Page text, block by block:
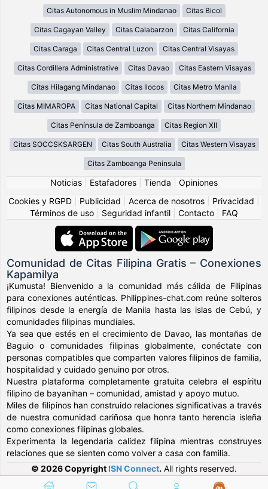
Citas Autonomous in Muslim Mindanao Citas Bicol
Citas Cagayan Valley Citas Calabarzon Citas California
Citas Caraga Citas Central Luzon Citas Central Visayas
Citas Cordillera Administrative Citas Davao Citas Eastern Visayas
Citas Hilagang Mindanao Citas Ilocos Citas Metro Manila
Citas MIMAROPA Citas National Capital Citas Northern Mindanao
Citas Península de Zamboanga Citas Region XII
Citas SOCCSKSARGEN Citas South Australia Citas Western Visayas
Citas Zamboanga Peninsula
Noticias Estafadores Tienda
Opiniones
Cookies y RGPD
Publicidad Acerca de nosotros Privacidad
Términos de uso
Seguridad infantil Contacto FAQ
Comunidad de Citas Filipina Gratis – Conexiones
Kapamilya
¡Kumusta! Bienvenido a la comunidad más cálida de Filipinas
para conexiones auténticas. Philippines-chat.com reúne solteros
filipinos desde la energía de Manila hasta las islas de Cebú, y
comunidades filipinas mundiales.
Ya sea que estés en el crecimiento de Davao, las montañas de
Baguio o comunidades filipinas globalmente, conéctate con
personas compatibles que comparten valores filipinos de familia,
hospitalidad y cuidado genuino por otros.
Nuestra plataforma completamente gratuita celebra el espíritu
filipino de bayanihan – comunidad, amistad y apoyo mutuo.
Miles de filipinos han construido relaciones significativas a través
de nuestra comunidad cariñosa que honra tanto herencia isleña
como conexiones filipinas globales.
Experimenta la legendaria calidez filipina mientras construyes
relaciones que se sienten como volver a casa con familia.
© 2026 Copyright ISN Connect. All rights reserved.